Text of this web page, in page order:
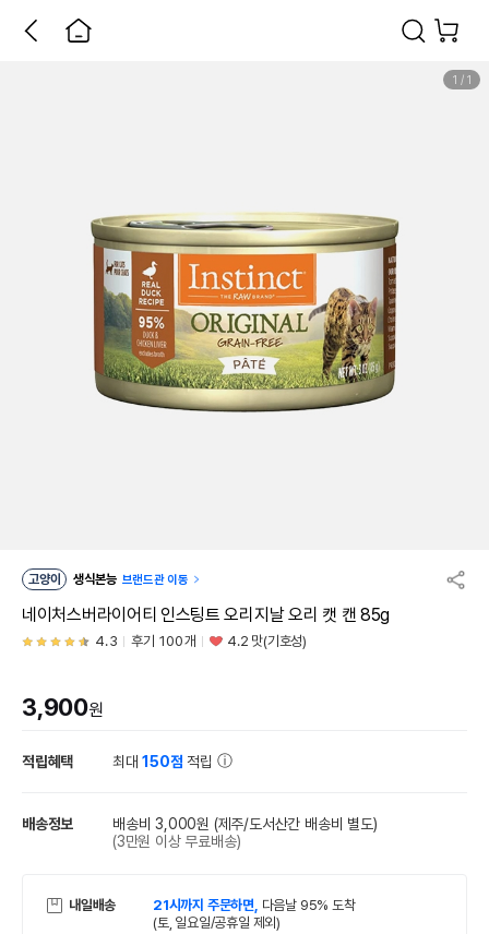
1 / 1
고양이 생식본능 브랜드관 이동
네이처스버라이어티 인스팅트 오리지날 오리 캣 캔 85g
4.3 후기 100개 4.2 맛(기호성)
3,900원
적립혜택 최대150점 적립
배송정보 배송비 3,000원 (제주/도서산간 배송비 별도)
(3만원 이상 무료배송)
내일배송 21시까지 주문하면, 다음날 95% 도착
(토, 일요일/공휴일 제외)